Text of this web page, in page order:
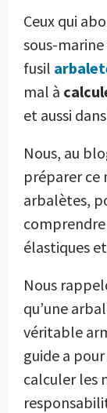
Ceux qui
sous-
fusil
mal à
et aussi
Nous, au
préparer ce
arbalètes,
élastiques
Nous
qu’une
véritable
guide a
calculer les